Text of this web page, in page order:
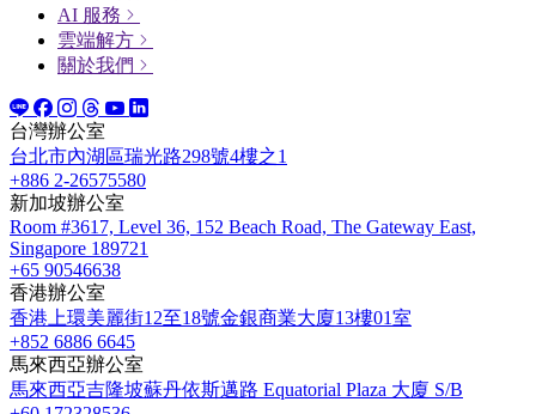
AI 服務
雲端解方
關於我們
台灣辦公室
台北市內湖區瑞光路298號4樓之1
+886 2-26575580
新加坡辦公室
Room #3617, Level 36, 152 Beach Road, The Gateway East,
Singapore 189721
+65 90546638
香港辦公室
香港上環美麗街12至18號金銀商業大廈13樓01室
+852 6886 6645
馬來西亞辦公室
馬來西亞吉隆坡蘇丹依斯邁路 Equatorial Plaza 大廈 S/B